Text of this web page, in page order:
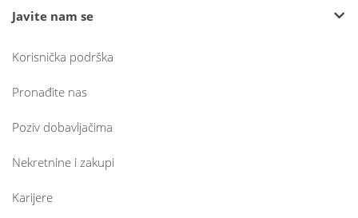
Javite nam se
Korisnička podrška
Pronađite nas
Poziv dobavljačima
Nekretnine i zakupi
Karijere